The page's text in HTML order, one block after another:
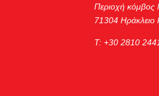
Περιοχή κόμβος
71304 Ηράκλειο
Τ: +30 2810